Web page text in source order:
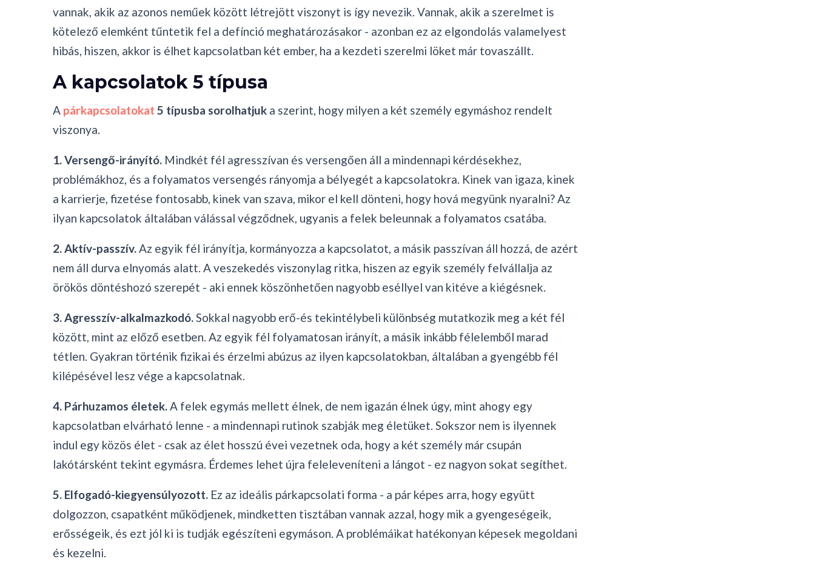
vannak, akik az azonos neműek között létrejött viszonyt is így nevezik. Vannak, akik a szerelmet is
kötelező elemként tűntetik fel a defínció meghatározásakor - azonban ez az elgondolás valamelyest
hibás, hiszen, akkor is élhet kapcsolatban két ember, ha a kezdeti szerelmi löket már tovaszállt.
A kapcsolatok 5 típusa
A párkapcsolatokat 5 típusba sorolhatjuk a szerint, hogy milyen a két személy egymáshoz rendelt
viszonya.
1. Versengő-irányító. Mindkét fél agresszívan és versengően áll a mindennapi kérdésekhez,
problémákhoz, és a folyamatos versengés rányomja a bélyegét a kapcsolatokra. Kinek van igaza, kinek
a karrierje, fizetése fontosabb, kinek van szava, mikor el kell dönteni, hogy hová megyünk nyaralni? Az
ilyan kapcsolatok általában válással végződnek, ugyanis a felek beleunnak a folyamatos csatába.
2. Aktív-passzív.Az egyik fél irányítja, kormányozza a kapcsolatot, a másik passzívan áll hozzá, de azért
nem áll durva elnyomás alatt. A veszekedés viszonylag ritka, hiszen az egyik személy felvállalja az
örökös döntéshozó szerepét - aki ennek köszönhetően nagyobb eséllyel van kitéve a kiégésnek.
3. Agresszív-alkalmazkodó.Sokkal nagyobb erő-és tekintélybeli különbség mutatkozik meg a két fél
között, mint az előző esetben. Az egyik fél folyamatosan irányít, a másik inkább félelemből marad
tétlen. Gyakran történik fizikai és érzelmi abúzus az ilyen kapcsolatokban, általában a gyengébb fél
kilépésével lesz vége a kapcsolatnak.
4. Párhuzamos életek.A felek egymás mellett élnek, de nem igazán élnek úgy, mint ahogy egy
kapcsolatban elvárható lenne - a mindennapi rutinok szabják meg életüket. Sokszor nem is ilyennek
indul egy közös élet - csak az élet hosszú évei vezetnek oda, hogy a két személy már csupán
lakótársként tekint egymásra. Érdemes lehet újra feleleveníteni a lángot - ez nagyon sokat segíthet.
5. Elfogadó-kiegyensúlyozott. Ez az ideális párkapcsolati forma - a pár képes arra, hogy együtt
dolgozzon, csapatként működjenek, mindketten tisztában vannak azzal, hogy mik a gyengeségeik,
erősségeik, és ezt jól ki is tudják egészíteni egymáson. A problémáikat hatékonyan képesek megoldani
és kezelni.